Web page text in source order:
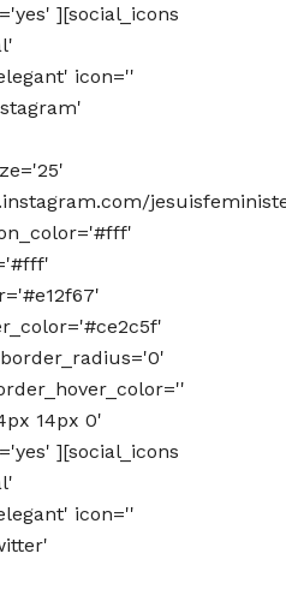
][social_icons
icon=''
14px 0'
][social_icons
icon=''